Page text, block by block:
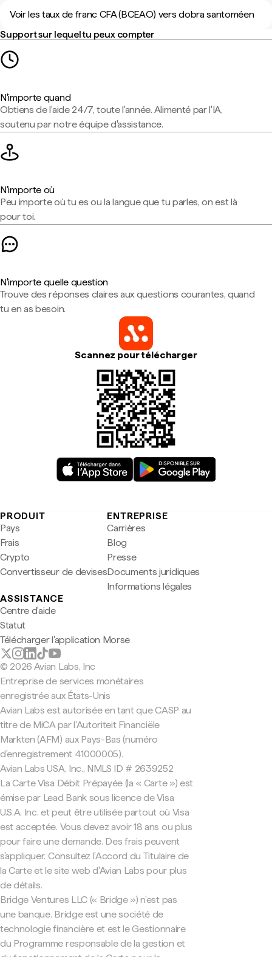
Voir les taux de franc CFA (BCEAO) vers dobra santoméen
Support sur lequel tu peux compter
N'importe quand
Obtiens de l'aide 24/7, toute l'année. Alimenté par l'IA,
soutenu par notre équipe d'assistance.
N'importe où
Peu importe où tu es ou la langue que tu parles, on est là
pour toi.
N'importe quelle question
Trouve des réponses claires aux questions courantes, quand
tu en as besoin.
Scannez pour télécharger
PRODUIT
Pays
Frais
Crypto
Convertisseur de devises
ENTREPRISE
Carrières
Blog
Presse
Documents juridiques
Informations légales
ASSISTANCE
Centre d'aide
Statut
Télécharger l'application Morse
© 2026 Avian Labs, Inc
Entreprise de services monétaires
enregistrée aux États-Unis
Avian Labs est autorisée en tant que CASP au
titre de MiCA par l'Autoriteit Financiële
Markten (AFM) aux Pays-Bas (numéro
d'enregistrement 41000005).
Avian Labs USA, Inc., NMLS ID # 2639252
La Carte Visa Débit Prépayée (la « Carte ») est
émise par Lead Bank sous licence de Visa
U.S.A. Inc. et peut être utilisée partout où Visa
est acceptée. Vous devez avoir 18 ans ou plus
pour faire une demande. Des frais peuvent
s'appliquer. Consultez l'Accord du Titulaire de
la Carte et le site web d'Avian Labs pour plus
de détails.
Bridge Ventures LLC (« Bridge ») n'est pas
une banque. Bridge est une société de
technologie financière et est le Gestionnaire
du Programme responsable de la gestion et